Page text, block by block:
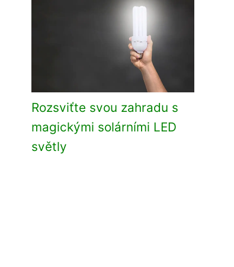
Rozsviťte svou zahradu s
magickými solárními LED
světly